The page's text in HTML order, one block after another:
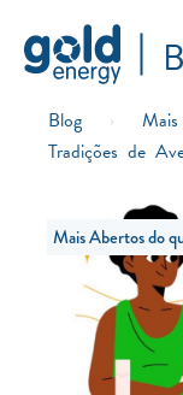
Blog ›
Tradições de
Mais Abertos do